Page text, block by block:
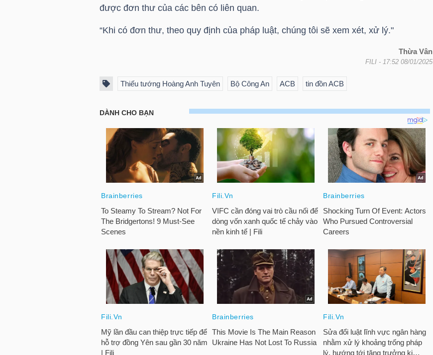
được đơn thư của các bên có liên quan.
“Khi có đơn thư, theo quy định của pháp luật, chúng tôi sẽ xem xét, xử lý."
Thừa Vân
FILI - 17:52 08/01/2025
Thiếu tướng Hoàng Anh Tuyên Bộ Công An ACB tin đồn ACB